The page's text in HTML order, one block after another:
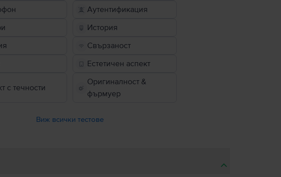
Аутентификация
История
Свързаност
Естетичен аспект
с течности
Оригиналност &
фърмуер
Виж всички тестове